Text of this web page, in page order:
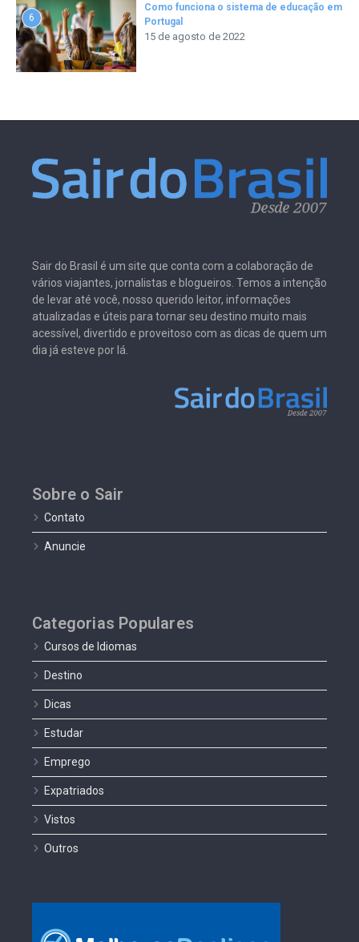
6
Como funciona o sistema de educação em
Portugal
15 de agosto de 2022
Sair do Brasil é um site que conta com a colaboração de
vários viajantes, jornalistas e blogueiros. Temos a intenção
de levar até você, nosso querido leitor, informações
atualizadas e úteis para tornar seu destino muito mais
acessível, divertido e proveitoso com as dicas de quem um
dia já esteve por lá.
Sobre o Sair
Contato
Anuncie
Categorias Populares
Cursos de Idiomas
Destino
Dicas
Estudar
Emprego
Expatriados
Vistos
Outros